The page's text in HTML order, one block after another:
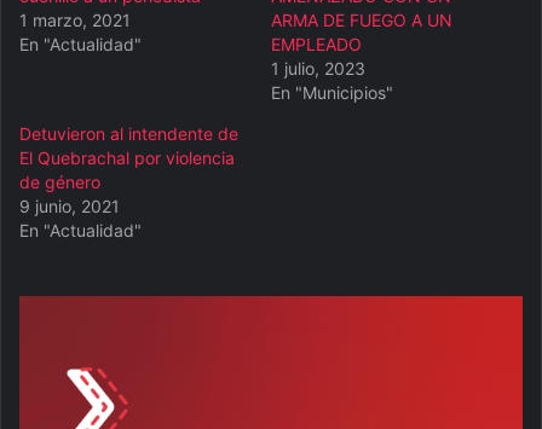
1 marzo, 2021
En "Actualidad"
ARMA DE FUEGO A UN
EMPLEADO
1 julio, 2023
En "Municipios"
Detuvieron al intendente de
El Quebrachal por violencia
de género
9 junio, 2021
En "Actualidad"